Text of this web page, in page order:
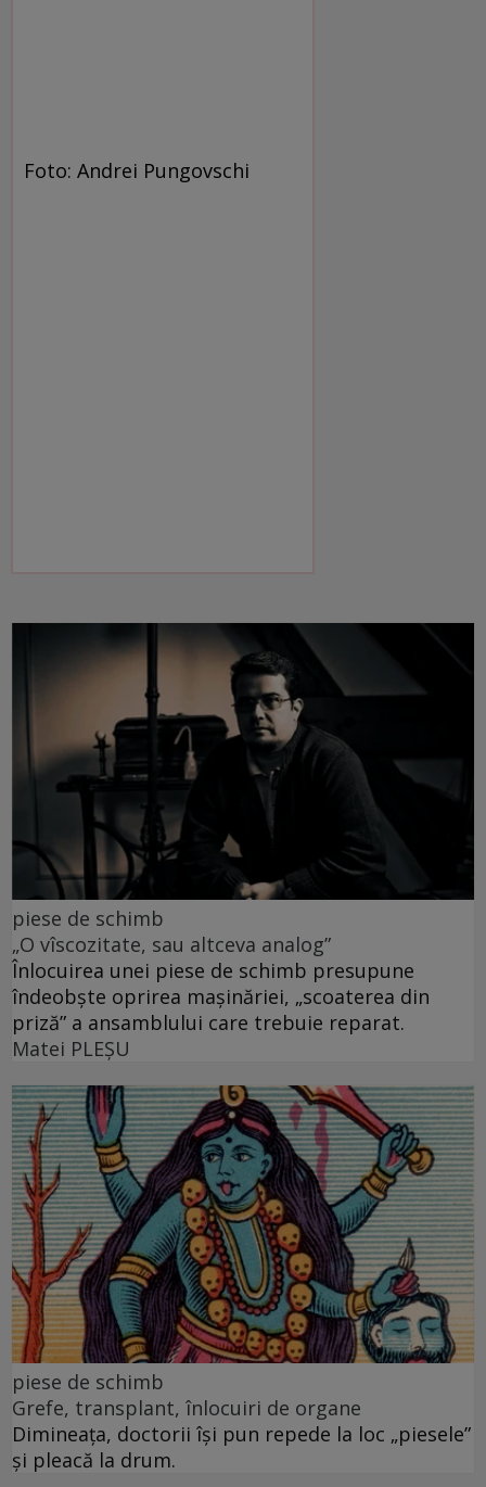
Foto: Andrei Pungovschi
piese de schimb
„O vîscozitate, sau altceva analog”
Înlocuirea unei piese de schimb presupune
îndeobște oprirea mașinăriei, „scoaterea din
priză” a ansamblului care trebuie reparat.
Matei PLEŞU
piese de schimb
Grefe, transplant, înlocuiri de organe
Dimineața, doctorii își pun repede la loc „piesele”
și pleacă la drum.